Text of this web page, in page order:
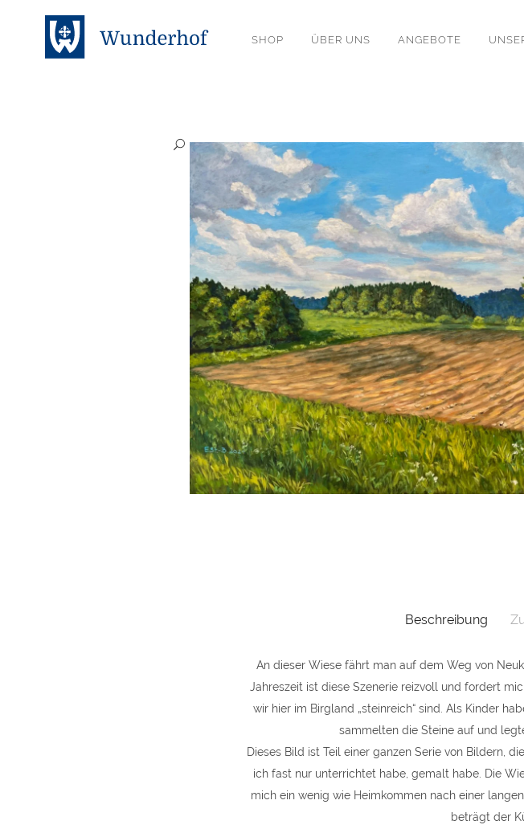
SHOP ÜBER UNS ANGEBOTE
Beschreibung
An dieser Wiese fährt man auf dem Weg von
Jahreszeit ist diese Szenerie reizvoll und fordert
wir hier im Birgland „steinreich“ sind. Als Kinder
sammelten die Steine auf und
Dieses Bild ist Teil einer ganzen Serie von Bildern,
ich fast nur unterrichtet habe, gemalt habe. Die
mich ein wenig wie Heimkommen nach einer
beträgt der